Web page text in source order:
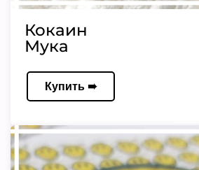
Кокаин
Мука
Купить ➠